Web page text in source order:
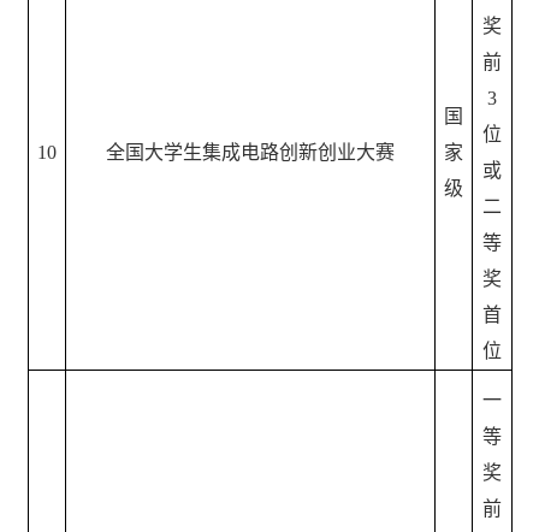
10 全国大学生集成电路创新创业大赛
国
家
级
奖
前
3
位
或
二
等
奖
首
位
一
等
奖
前